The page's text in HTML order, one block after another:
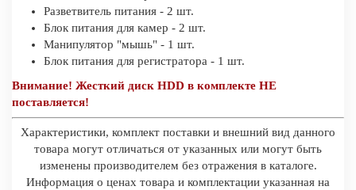
Разветвитель питания - 2 шт.
Блок питания для камер - 2 шт.
Манипулятор "мышь" - 1 шт.
Блок питания для регистратора - 1 шт.
Внимание! Жесткий диск HDD в комплекте НЕ
поставляется!
Характеристики, комплект поставки и внешний вид данного
товара могут отличаться от указанных или могут быть
изменены производителем без отражения в каталоге.
Информация о ценах товара и комплектации указанная на